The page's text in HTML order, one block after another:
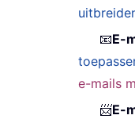
📧E-
e-mails
📨E-